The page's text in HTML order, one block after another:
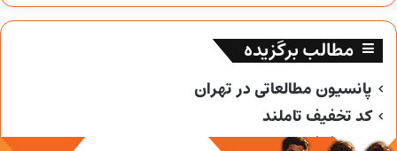
مطالب برگزیده
پانسیون مطالعاتی در تهران
کد تخفیف تاملند
کد تخفیف خیلی سبز